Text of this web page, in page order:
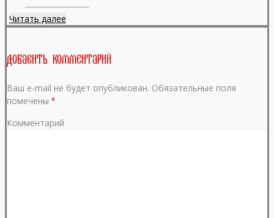
Читать далее
Добавить комментарий
Ваш e-mail не будет опубликован. Обязательные поля
помечены *
Комментарий